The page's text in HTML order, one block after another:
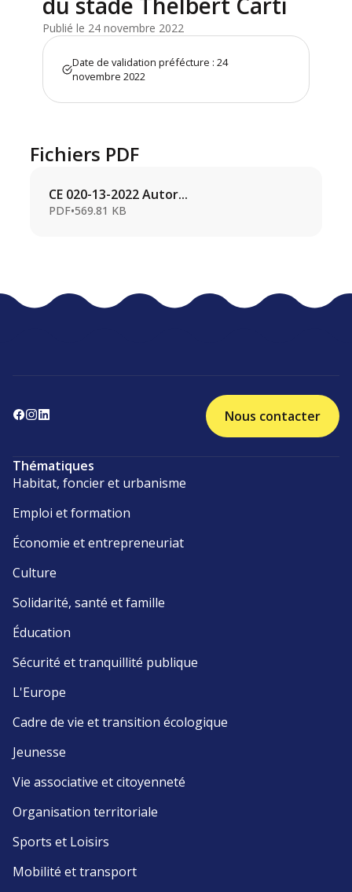
Publié le 24 novembre 2022
Date de validation préfécture : 24
novembre 2022
Fichiers PDF
CE 020-13-2022 Autor...
PDF•569.81 KB
Nous contacter
Thématiques
Habitat, foncier et urbanisme
Emploi et formation
Économie et entrepreneuriat
Culture
Solidarité, santé et famille
Éducation
Sécurité et tranquillité publique
L'Europe
Cadre de vie et transition écologique
Jeunesse
Vie associative et citoyenneté
Organisation territoriale
Sports et Loisirs
Mobilité et transport